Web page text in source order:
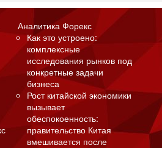
Аналитика Форекс
Как это устроено:
комплексные
исследования рынков под
конкретные задачи
бизнеса
Рост китайской экономики
вызывает
обеспокоенность:
правительство Китая
вмешивается после